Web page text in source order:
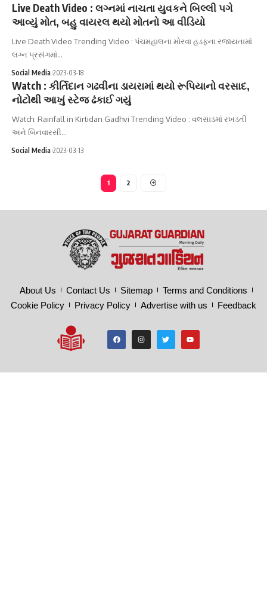
Live Death Video : લગ્નમાં નાચતા યુવકને બિલ્લી પગે
આવ્યું મોત, બહુ વાયરલ થયો મોતનો આ વીડિયો
Live Death Video Trending Video : પંચમહાલના મોરવા હડફના રજાયતામાં
લગ્ન પ્રસંગમાં…
Social Media 2023-03-18
Watch : કીર્તિદાન ગઢવીના ડાયરામાં થયો રૂપિયાનો વરસાદ,
નોટોથી આખું સ્ટેજ ઢંકાઈ ગયું
Watch: Rainfall in Kirtidan Gadhvi Trending Video : વલસાડમાં રખડતી
અને બિનવારસી…
Social Media 2023-03-13
1 2
About Us Contact Us Sitemap
Terms and Conditions
Cookie Policy
Privacy Policy Advertise with us Feedback